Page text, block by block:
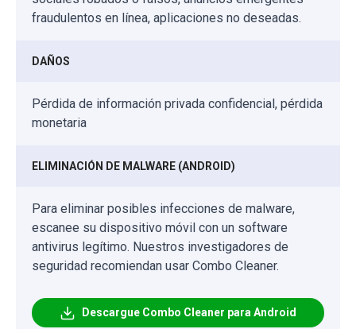
fraudulentos en línea, aplicaciones no deseadas.
DAÑOS
Pérdida de información privada confidencial, pérdida
monetaria
ELIMINACIÓN DE MALWARE (ANDROID)
Para eliminar posibles infecciones de malware,
escanee su dispositivo móvil con un software
antivirus legítimo. Nuestros investigadores de
seguridad recomiendan usar Combo Cleaner.
Descargue Combo Cleaner para Android